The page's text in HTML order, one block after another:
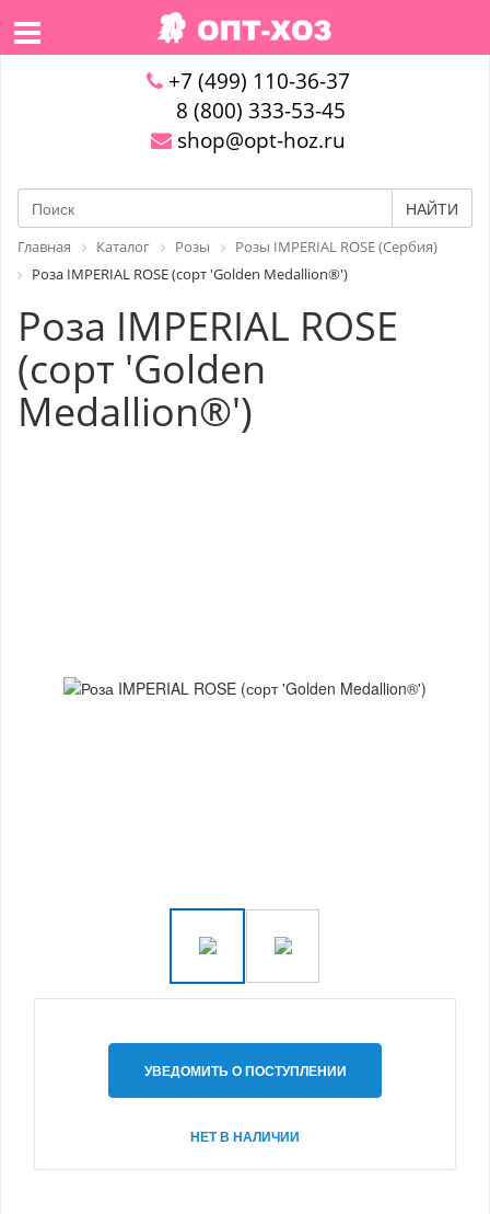
+7 (499) 110-36-37
8 (800) 333-53-45
shop@opt-hoz.ru
НАЙТИ
Главная Каталог Розы
Розы IMPERIAL ROSE (Сербия)
Роза IMPERIAL ROSE (сорт 'Golden Medallion®')
Роза IMPERIAL ROSE
(сорт 'Golden
Medallion®')
УВЕДОМИТЬ О ПОСТУПЛЕНИИ
НЕТ В НАЛИЧИИ